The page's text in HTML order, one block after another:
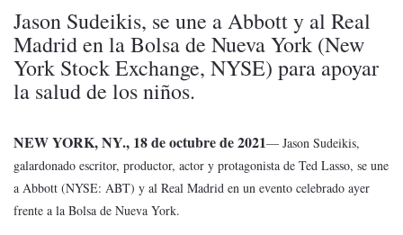
Jason Sudeikis, se une a Abbott y al Real
Madrid en la Bolsa de Nueva York (New
York Stock Exchange, NYSE) para apoyar
la salud de los niños.
NEW YORK, NY., 18 de octubre de 2021— Jason Sudeikis,
galardonado escritor, productor, actor y protagonista de Ted Lasso, se une
a Abbott (NYSE: ABT) y al Real Madrid en un evento celebrado ayer
frente a la Bolsa de Nueva York.